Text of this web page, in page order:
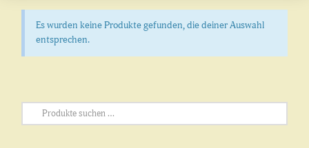
Es wurden keine Produkte gefunden, die deiner Auswahl
entsprechen.
Suchen
nach: